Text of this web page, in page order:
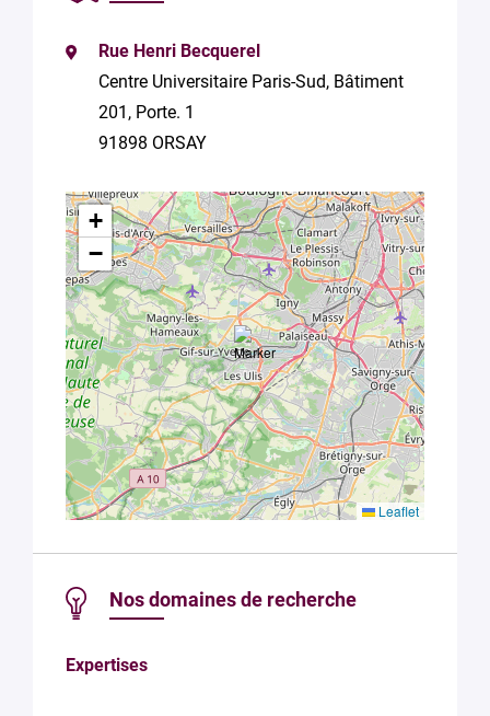
Rue Henri Becquerel
Centre Universitaire Paris-Sud, Bâtiment
201, Porte. 1
91898 ORSAY
+
−
Leaflet
Nos domaines de recherche
Expertises